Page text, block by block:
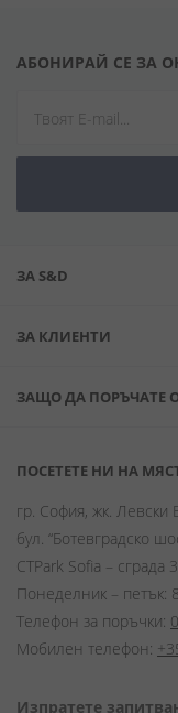
АБОНИРАЙ СЕ ЗА
ЗА S&D
ЗА КЛИЕНТИ
ЗАЩО ДА ПОРЪЧАТЕ
ПОСЕТЕТЕ НИ НА
гр. София, жк. Левски
бул. “Ботевградско
CTPark Sofia – сграда
Понеделник – петък:
Телефон за поръчки:
Мобилен телефон:
Изпратете